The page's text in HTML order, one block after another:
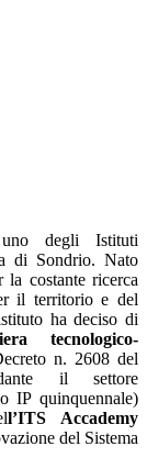
degli Istituti
di Sondrio. Nato
la costante ricerca
il territorio e del
ha deciso di
tecnologico-
n. 2608 del
il settore
IP quinquennale)
l’ITS Accademy
del Sistema